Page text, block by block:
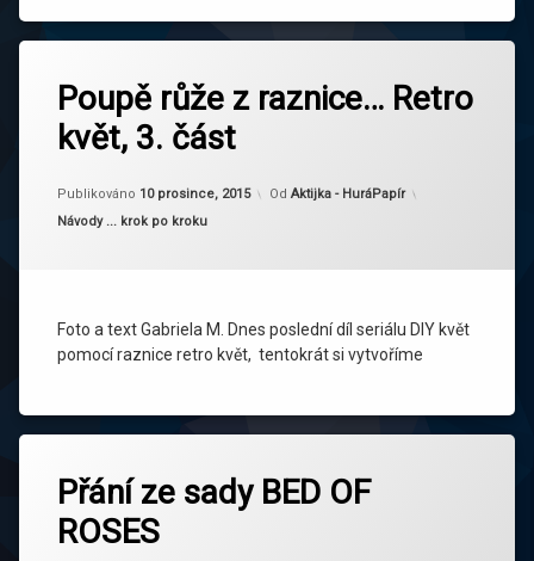
Poupě růže z raznice… Retro
květ, 3. část
Publikováno 10 prosince, 2015
Aktualizováno 10 prosince, 2015
Od Aktijka - HuráPapír
Kategorie:
Návody ... krok po kroku
Foto a text Gabriela M. Dnes poslední díl seriálu DIY květ
pomocí raznice retro květ, tentokrát si vytvoříme
Přání ze sady BED OF
ROSES